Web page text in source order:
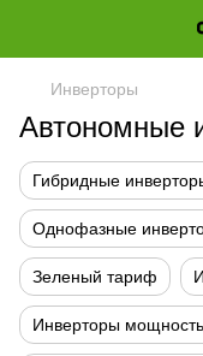
Инверторы
Автономные
Гибридные
Однофазные
Зеленый тариф
Инверторы